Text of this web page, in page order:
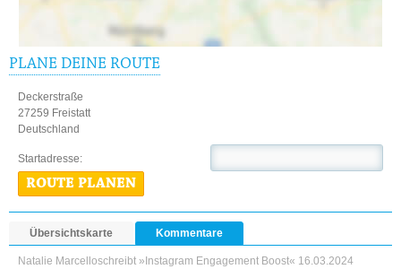
PLANE DEINE ROUTE
Deckerstraße
27259 Freistatt
Deutschland
Startadresse:
ROUTE PLANEN
Übersichtskarte Kommentare
Natalie Marcelloschreibt »Instagram Engagement Boost« 16.03.2024